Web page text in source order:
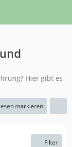
Hier gibt es
markieren
Filter